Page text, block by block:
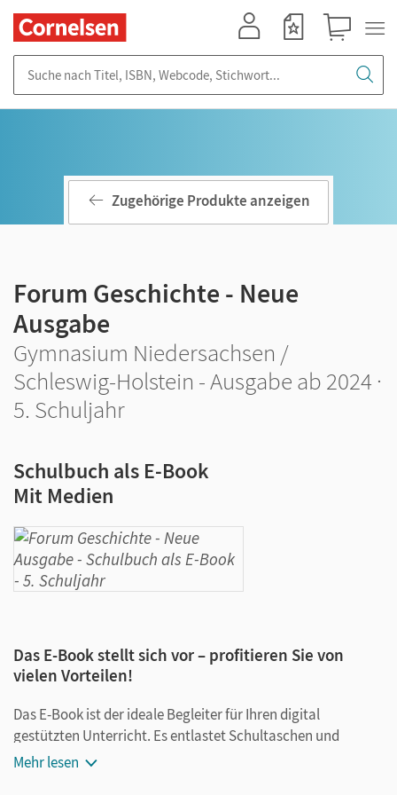
Zugehörige Produkte anzeigen
Forum Geschichte - Neue
Ausgabe
Gymnasium Niedersachsen /
Schleswig-Holstein - Ausgabe ab 2024 ·
5. Schuljahr
Schulbuch als E-Book
Mit Medien
Das E-Book stellt sich vor – profitieren Sie von
vielen Vorteilen!
Das E-Book ist der ideale Begleiter für Ihren digital
gestützten Unterricht. Es entlastet Schultaschen und
Rucksäcke und ist jederzeit unkompliziert verfügbar.
Mehr lesen